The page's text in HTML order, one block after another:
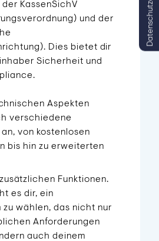
KassenSichV
und der
Dies bietet dir
Sicherheit und
Aspekten
verschiedene
von kostenlosen
bis hin zu erweiterten
Funktionen.
es dir, ein
zu wählen, das nicht nur
Anforderungen
auch deinem